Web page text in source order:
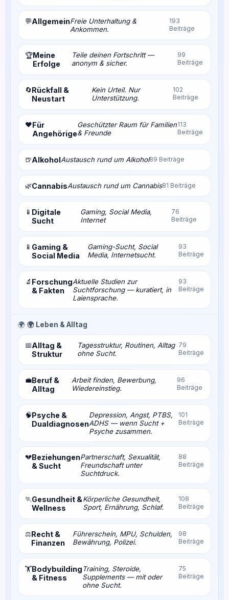
💬AllgemeinFreie Unterhaltung &
Ankommen.
193
Beiträge
🏆Meine
Erfolge
Teile deinen Fortschritt —
anonym & sicher.
99
Beiträge
🔄Rückfall &
Neustart
Kein Urteil. Nur
Unterstützung.
102
Beiträge
❤️Für
Angehörige
Geschützter Raum für Familien
& Freunde
113
Beiträge
🍺AlkoholAustausch rund um Alkohol89 Beiträge
🌿CannabisAustausch rund um Cannabis81 Beiträge
📱 Digitale
Sucht
Gaming, Social Media,
Internet
76
Beiträge
📱 Gaming &
Social Media
Gaming-Sucht, Social
Media, Internetsucht.
93
Beiträge
🔬 Forschung
& Fakten
Aktuelle Studien zur
Suchtforschung — kuratiert, in
Laiensprache.
93
Beiträge
🌍 🌍 Leben & Alltag
📅Alltag &
Struktur
Tagesstruktur, Routinen, Alltag
ohne Sucht.
79
Beiträge
💼Beruf &
Alltag
Arbeit finden, Bewerbung,
Wiedereinstieg.
96
Beiträge
🧠Psyche &
Dualdiagnosen
Depression, Angst, PTBS,
ADHS — wenn Sucht +
Psyche zusammen.
101
Beiträge
💔Beziehungen
& Sucht
Partnerschaft, Sexualität,
Freundschaft unter
Suchtdruck.
88
Beiträge
🏃Gesundheit &
Wellness
Körperliche Gesundheit,
Sport, Ernährung, Schlaf.
108
Beiträge
⚖️Recht &
Finanzen
Führerschein, MPU, Schulden,
Bewährung, Polizei.
98
Beiträge
🏋️Bodybuilding
& Fitness
Training, Steroide,
Supplements — mit oder
ohne Sucht.
75
Beiträge